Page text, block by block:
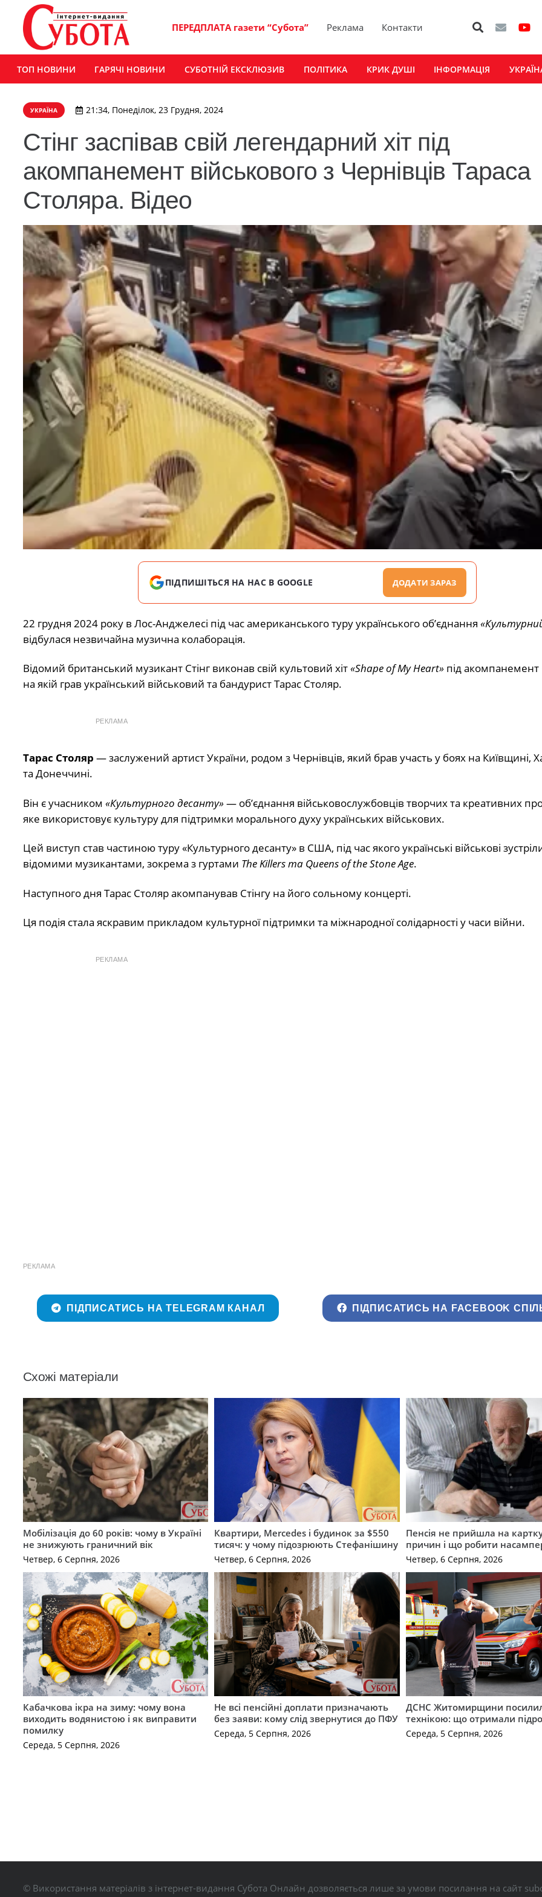
ПЕРЕДПЛАТА газети “Субота” Реклама Контакти
ТОП НОВИНИ ГАРЯЧІ НОВИНИ СУБОТНІЙ ЕКСКЛЮЗИВ ПОЛІТИКА КРИК ДУШІ ІНФОРМАЦІЯ
УКРАЇНА 21:34, Понеділок, 23 Грудня, 2024
Стінг заспівав свій легендарний хіт під
акомпанемент військового з Чернівців Тараса
Столяра. Відео
ПІДПИШІТЬСЯ НА НАС В GOOGLE ДОДАТИ ЗАРАЗ
22 грудня 2024 року в Лос-Анджелесі під час американського туру українського об’єднання
відбулася незвичайна музична колаборація.
Відомий британський музикант Стінг виконав свій культовий хіт«Shape of My Heart»під акомпанемент
на якій грав український військовий та бандурист Тарас Столяр.
РЕКЛАМА
Тарас Столяр — заслужений артист України, родом з Чернівців, який брав участь у боях на Київщині,
та Донеччині.
Він є учасником «Культурного десанту»— об’єднання військовослужбовців творчих та креативних
яке використовує культуру для підтримки морального духу українських військових.
Цей виступ став частиною туру «Культурного десанту» в США, під час якого українські військові
відомими музикантами, зокрема з гуртами The Killers та Queens of the Stone Age.
Наступного дня Тарас Столяр акомпанував Стінгу на його сольному концерті.
Ця подія стала яскравим прикладом культурної підтримки та міжнародної солідарності у часи війни.
РЕКЛАМА
РЕКЛАМА
ПІДПИСАТИСЬ НА TELEGRAM КАНАЛ ПІДПИСАТИСЬ НА FACEBOOK
Схожі матеріали
Мобілізація до 60 років: чому в Україні
не знижують граничний вік
Четвер, 6 Серпня, 2026
Квартири, Mercedes і будинок за $550
тисяч: у чому підозрюють Стефанішину
Четвер, 6 Серпня, 2026
Пенсія не прийшла на
причин і що робити
Четвер, 6 Серпня, 2026
Кабачкова ікра на зиму: чому вона
виходить водянистою і як виправити
помилку
Середа, 5 Серпня, 2026
Не всі пенсійні доплати призначають
без заяви: кому слід звернутися до ПФУ
Середа, 5 Серпня, 2026
ДСНС Житомирщини
технікою: що отримали
Середа, 5 Серпня, 2026
© Використання матеріалів з інтернет-видання Субота Онлайн дозволяється лише за умови посилання на сайт